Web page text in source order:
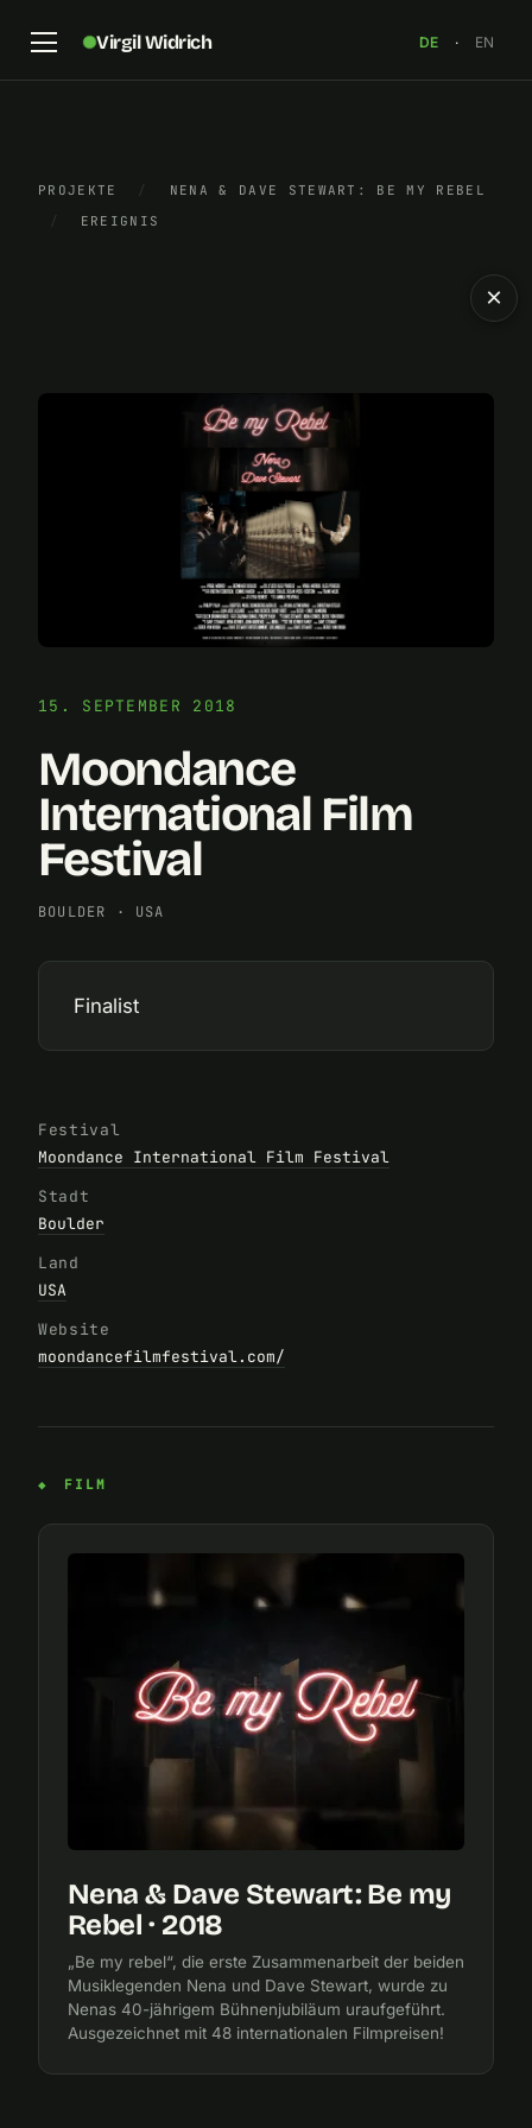
Virgil Widrich DE · EN
PROJEKTE /
NENA & DAVE STEWART: BE MY REBEL
/
EREIGNIS
15. SEPTEMBER 2018
Moondance
International Film
Festival
BOULDER · USA
Finalist
Festival
Moondance International Film Festival
Stadt
Boulder
Land
USA
Website
moondancefilmfestival.com/
FILM
Nena & Dave Stewart: Be my
Rebel · 2018
„Be my rebel“, die erste Zusammenarbeit der beiden
Musiklegenden Nena und Dave Stewart, wurde zu
Nenas 40-jährigem Bühnenjubiläum uraufgeführt.
Ausgezeichnet mit 48 internationalen Filmpreisen!
×